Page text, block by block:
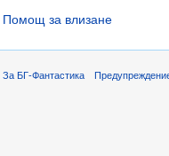
Помощ за влизане
За БГ-Фантастика